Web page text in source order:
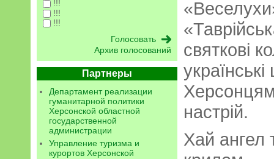
!!!
!!!
!!!
Архив голосований
Партнеры
Департамент реализации
гуманитарной политики
Херсонской областной
государственной
администрации
Управление туризма и
курортов Херсонской
святкові
настрій.
Хай ангел